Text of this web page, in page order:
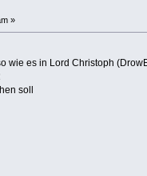
»
wie es in Lord Christoph
soll